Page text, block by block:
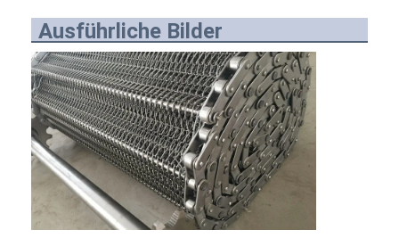
Ausführliche Bilder